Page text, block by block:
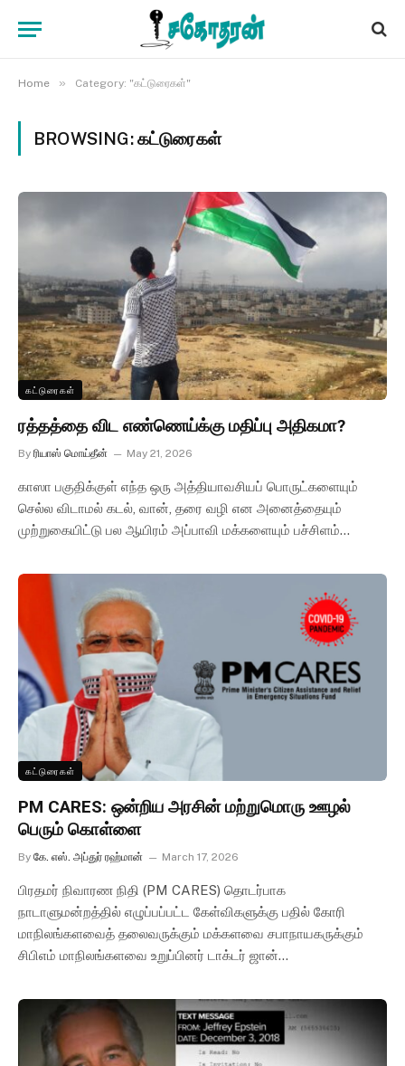
Home » Category: "கட்டுரைகள்"
BROWSING:கட்டுரைகள்
கட்டுரைகள்
ரத்தத்தை விட எண்ணெய்க்கு மதிப்பு அதிகமா?
By ரியாஸ் மொய்தீன் May 21, 2026
காஸா பகுதிக்குள் எந்த ஒரு அத்தியாவசியப் பொருட்களையும்
செல்ல விடாமல் கடல், வான், தரை வழி என அனைத்தையும்
முற்றுகையிட்டு பல ஆயிரம் அப்பாவி மக்களையும் பச்சிளம்…
கட்டுரைகள்
PM CARES: ஒன்றிய அரசின் மற்றுமொரு ஊழல்
பெரும் கொள்ளை
By கே. எஸ். அப்துர் ரஹ்மான் March 17, 2026
பிரதமர் நிவாரண நிதி (PM CARES) தொடர்பாக
நாடாளுமன்றத்தில் எழுப்பப்பட்ட கேள்விகளுக்கு பதில் கோரி
மாநிலங்களவைத் தலைவருக்கும் மக்களவை சபாநாயகருக்கும்
சிபிஎம் மாநிலங்களவை உறுப்பினர் டாக்டர் ஜான்…